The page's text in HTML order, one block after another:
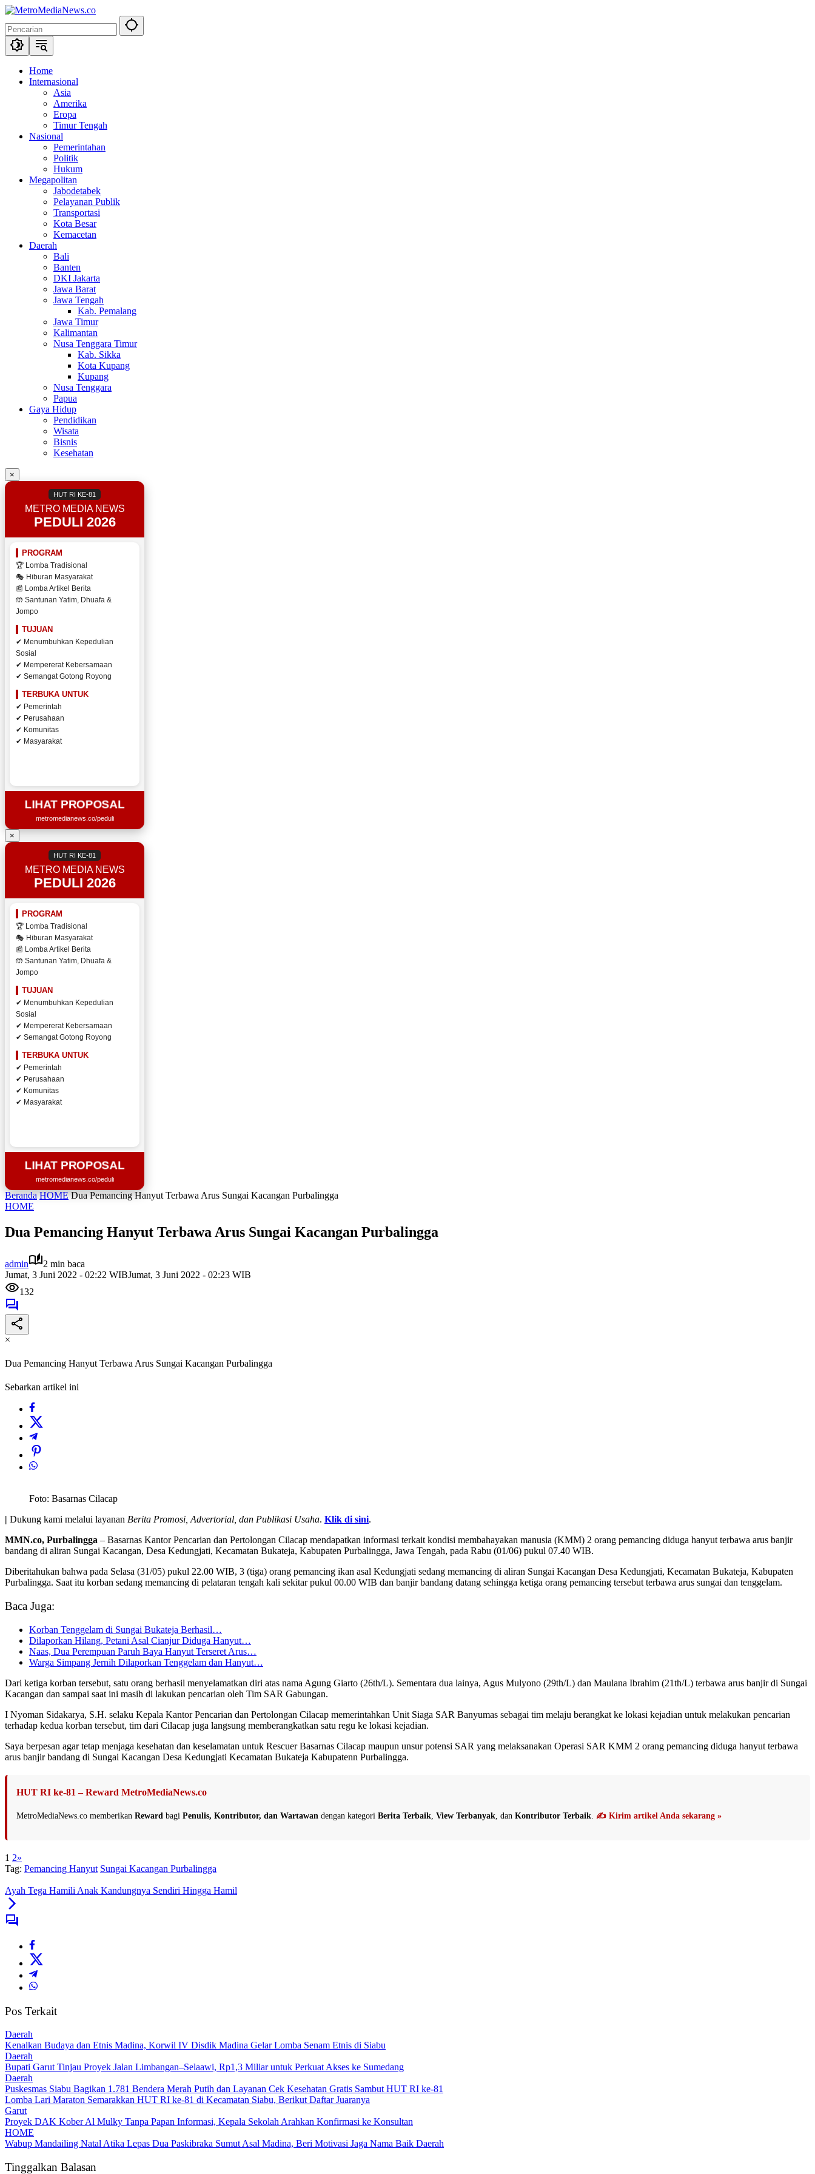
Langsung
konten
Home
Internasional
Asia
Amerika
Eropa
Timur Tengah
Nasional
Pemerintahan
Politik
Hukum
Megapolitan
Jabodetabek
Pelayanan Publik
Transportasi
Kota Besar
Kemacetan
Daerah
Bali
Banten
DKI Jakarta
Jawa Barat
Jawa Tengah
Kab. Pemalang
Jawa Timur
Kalimantan
Nusa Tenggara Timur
Kab. Sikka
Kota Kupang
Kupang
Nusa Tenggara
Papua
Gaya Hidup
Pendidikan
Wisata
Bisnis
Kesehatan
×
HUT RI KE-81
METRO MEDIA NEWS
PEDULI 2026
PROGRAM
🏆 Lomba Tradisional
🎭 Hiburan Masyarakat
📰 Lomba Artikel Berita
🤲 Santunan Yatim, Dhuafa &
Jompo
TUJUAN
✔ Menumbuhkan Kepedulian
Sosial
✔ Mempererat Kebersamaan
✔ Semangat Gotong Royong
TERBUKA UNTUK
✔ Pemerintah
✔ Perusahaan
✔ Komunitas
✔ Masyarakat
LIHAT PROPOSAL
metromedianews.co/peduli
×
HUT RI KE-81
METRO MEDIA NEWS
PEDULI 2026
PROGRAM
🏆 Lomba Tradisional
🎭 Hiburan Masyarakat
📰 Lomba Artikel Berita
🤲 Santunan Yatim, Dhuafa &
Jompo
TUJUAN
✔ Menumbuhkan Kepedulian
Sosial
✔ Mempererat Kebersamaan
✔ Semangat Gotong Royong
TERBUKA UNTUK
✔ Pemerintah
✔ Perusahaan
✔ Komunitas
✔ Masyarakat
LIHAT PROPOSAL
metromedianews.co/peduli
Beranda HOME Dua Pemancing Hanyut Terbawa Arus Sungai Kacangan Purbalingga
HOME
Dua Pemancing Hanyut Terbawa Arus Sungai Kacangan Purbalingga
admin
2 min baca
Jumat, 3 Juni 2022 - 02:22 WIBJumat, 3 Juni 2022 - 02:23 WIB
132
×
Dua Pemancing Hanyut Terbawa Arus Sungai Kacangan Purbalingga
Sebarkan artikel ini
Foto: Basarnas Cilacap
| Dukung kami melalui layanan Berita Promosi, Advertorial, dan Publikasi Usaha. Klik di sini.
MMN.co, Purbalingga – Basarnas Kantor Pencarian dan Pertolongan Cilacap mendapatkan informasi terkait kondisi membahayakan manusia (KMM) 2 orang pemancing diduga hanyut terbawa arus banjir
bandang di aliran Sungai Kacangan, Desa Kedungjati, Kecamatan Bukateja, Kabupaten Purbalingga, Jawa Tengah, pada Rabu (01/06) pukul 07.40 WIB.
Diberitahukan bahwa pada Selasa (31/05) pukul 22.00 WIB, 3 (tiga) orang pemancing ikan asal Kedungjati sedang memancing di aliran Sungai Kacangan Desa Kedungjati, Kecamatan Bukateja, Kabupaten
Purbalingga. Saat itu korban sedang memancing di pelataran tengah kali sekitar pukul 00.00 WIB dan banjir bandang datang sehingga ketiga orang pemancing tersebut terbawa arus sungai dan tenggelam.
Baca Juga:
Korban Tenggelam di Sungai Bukateja Berhasil…
Dilaporkan Hilang, Petani Asal Cianjur Diduga Hanyut…
Naas, Dua Perempuan Paruh Baya Hanyut Terseret Arus…
Warga Simpang Jernih Dilaporkan Tenggelam dan Hanyut…
Dari ketiga korban tersebut, satu orang berhasil menyelamatkan diri atas nama Agung Giarto (26th/L). Sementara dua lainya, Agus Mulyono (29th/L) dan Maulana Ibrahim (21th/L) terbawa arus banjir di Sungai
Kacangan dan sampai saat ini masih di lakukan pencarian oleh Tim SAR Gabungan.
I Nyoman Sidakarya, S.H. selaku Kepala Kantor Pencarian dan Pertolongan Cilacap memerintahkan Unit Siaga SAR Banyumas sebagai tim melaju berangkat ke lokasi kejadian untuk melakukan pencarian
terhadap kedua korban tersebut, tim dari Cilacap juga langsung memberangkatkan satu regu ke lokasi kejadian.
Saya berpesan agar tetap menjaga kesehatan dan keselamatan untuk Rescuer Basarnas Cilacap maupun unsur potensi SAR yang melaksanakan Operasi SAR KMM 2 orang pemancing diduga hanyut terbawa
arus banjir bandang di Sungai Kacangan Desa Kedungjati Kecamatan Bukateja Kabupatenn Purbalingga.
HUT RI ke-81 – Reward MetroMediaNews.co
MetroMediaNews.co memberikan Reward bagi Penulis, Kontributor, dan Wartawan dengan kategori Berita Terbaik View Terbanyak , dan Kontributor Terbaik ✍️ Kirim artikel Anda sekarang »
1 2»
Tag: Pemancing Hanyut Sungai Kacangan Purbalingga
Ayah Tega Hamili Anak Kandungnya Sendiri Hingga Hamil
Pos Terkait
Daerah
Kenalkan Budaya dan Etnis Madina, Korwil IV Disdik Madina Gelar Lomba Senam Etnis di Siabu
Daerah
Bupati Garut Tinjau Proyek Jalan Limbangan–Selaawi, Rp1,3 Miliar untuk Perkuat Akses ke Sumedang
Daerah
Puskesmas Siabu Bagikan 1.781 Bendera Merah Putih dan Layanan Cek Kesehatan Gratis Sambut HUT RI ke-81
Lomba Lari Maraton Semarakkan HUT RI ke-81 di Kecamatan Siabu, Berikut Daftar Juaranya
Garut
Proyek DAK Kober Al Mulky Tanpa Papan Informasi, Kepala Sekolah Arahkan Konfirmasi ke Konsultan
HOME
Wabup Mandailing Natal Atika Lepas Dua Paskibraka Sumut Asal Madina, Beri Motivasi Jaga Nama Baik Daerah
Tinggalkan Balasan